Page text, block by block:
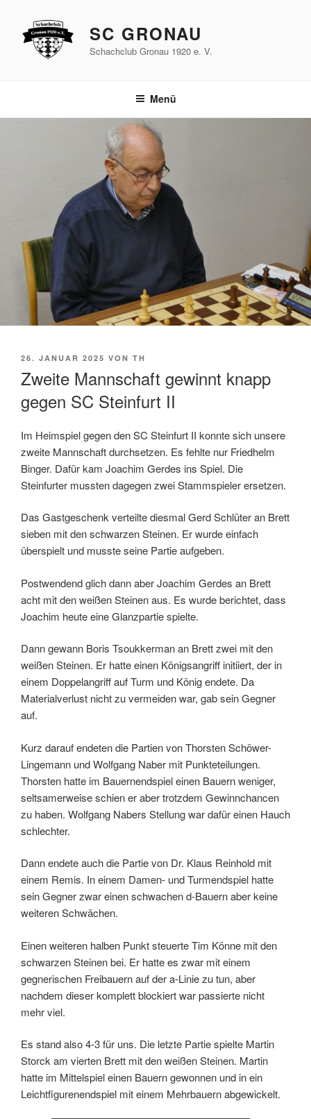
springen
SC GRONAU
Schachclub Gronau 1920 e. V.
Menü
VERÖFFENTLICHT
26. JANUAR 2025 VON TH
Zweite Mannschaft gewinnt knapp
gegen SC Steinfurt II
Im Heimspiel gegen den SC Steinfurt II konnte sich unsere
zweite Mannschaft durchsetzen. Es fehlte nur Friedhelm
Binger. Dafür kam Joachim Gerdes ins Spiel. Die
Steinfurter mussten dagegen zwei Stammspieler ersetzen.
Das Gastgeschenk verteilte diesmal Gerd Schlüter an Brett
sieben mit den schwarzen Steinen. Er wurde einfach
überspielt und musste seine Partie aufgeben.
Postwendend glich dann aber Joachim Gerdes an Brett
acht mit den weißen Steinen aus. Es wurde berichtet, dass
Joachim heute eine Glanzpartie spielte.
Dann gewann Boris Tsoukkerman an Brett zwei mit den
weißen Steinen. Er hatte einen Königsangriff initiiert, der in
einem Doppelangriff auf Turm und König endete. Da
Materialverlust nicht zu vermeiden war, gab sein Gegner
auf.
Kurz darauf endeten die Partien von Thorsten Schöwer-
Lingemann und Wolfgang Naber mit Punkteteilungen.
Thorsten hatte im Bauernendspiel einen Bauern weniger,
seltsamerweise schien er aber trotzdem Gewinnchancen
zu haben. Wolfgang Nabers Stellung war dafür einen Hauch
schlechter.
Dann endete auch die Partie von Dr. Klaus Reinhold mit
einem Remis. In einem Damen- und Turmendspiel hatte
sein Gegner zwar einen schwachen d-Bauern aber keine
weiteren Schwächen.
Einen weiteren halben Punkt steuerte Tim Könne mit den
schwarzen Steinen bei. Er hatte es zwar mit einem
gegnerischen Freibauern auf der a-Linie zu tun, aber
nachdem dieser komplett blockiert war passierte nicht
mehr viel.
Es stand also 4-3 für uns. Die letzte Partie spielte Martin
Storck am vierten Brett mit den weißen Steinen. Martin
hatte im Mittelspiel einen Bauern gewonnen und in ein
Leichtfigurenendspiel mit einem Mehrbauern abgewickelt.
Lizenz: CC BY-SA 3.0, siehe unten